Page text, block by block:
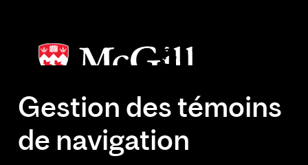
Gestion des témoins
de navigation
HEURES D'OUVERTURE